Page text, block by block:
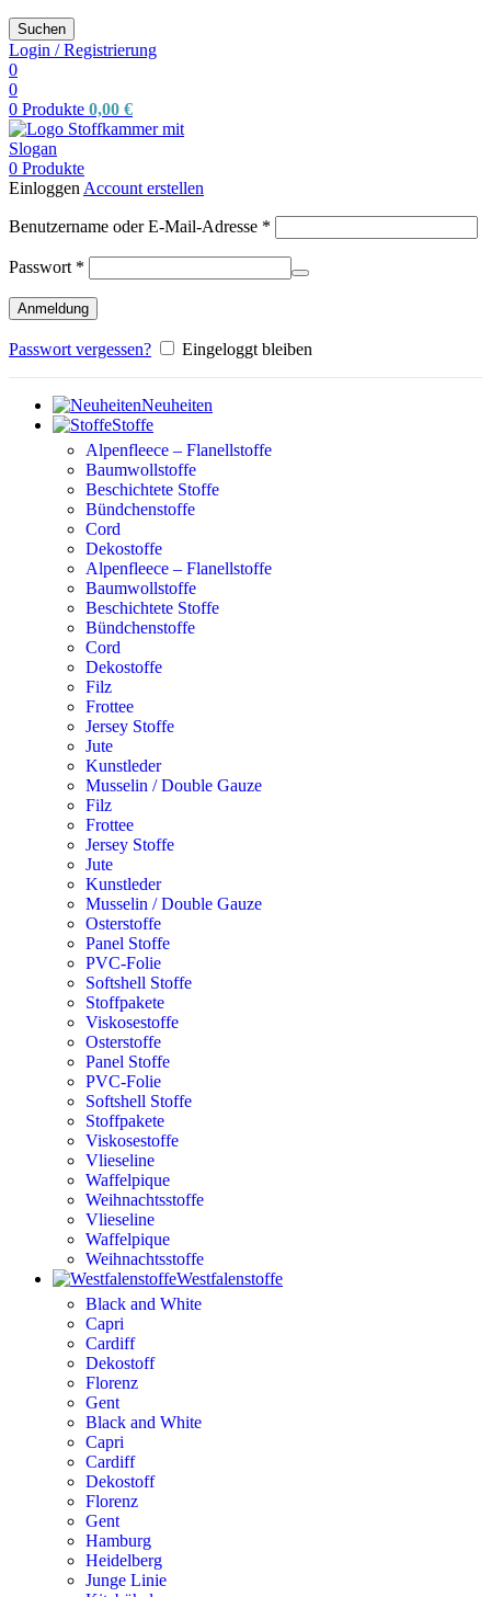
Suchen
Login / Registrierung
0
0
0 Produkte 0,00 €
0 Produkte
Einloggen Account erstellen
Benutzername oder E-Mail-Adresse *
Passwort *
Anmeldung
Passwort vergessen? Eingeloggt bleiben
Neuheiten
Stoffe
Alpenfleece – Flanellstoffe
Baumwollstoffe
Beschichtete Stoffe
Bündchenstoffe
Cord
Dekostoffe
Alpenfleece – Flanellstoffe
Baumwollstoffe
Beschichtete Stoffe
Bündchenstoffe
Cord
Dekostoffe
Filz
Frottee
Jersey Stoffe
Jute
Kunstleder
Musselin / Double Gauze
Filz
Frottee
Jersey Stoffe
Jute
Kunstleder
Musselin / Double Gauze
Osterstoffe
Panel Stoffe
PVC-Folie
Softshell Stoffe
Stoffpakete
Viskosestoffe
Osterstoffe
Panel Stoffe
PVC-Folie
Softshell Stoffe
Stoffpakete
Viskosestoffe
Vlieseline
Waffelpique
Weihnachtsstoffe
Vlieseline
Waffelpique
Weihnachtsstoffe
Westfalenstoffe
Black and White
Capri
Cardiff
Dekostoff
Florenz
Gent
Black and White
Capri
Cardiff
Dekostoff
Florenz
Gent
Hamburg
Heidelberg
Junge Linie